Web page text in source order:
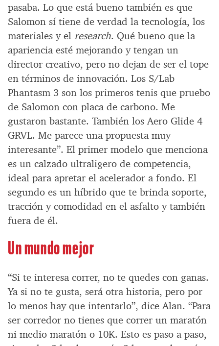
pasaba. Lo que está bueno también es que
Salomon sí tiene de verdad la tecnología, los
materiales y el research. Qué bueno que la
apariencia esté mejorando y tengan un
director creativo, pero no dejan de ser el tope
en términos de innovación. Los S/Lab
Phantasm 3 son los primeros tenis que pruebo
de Salomon con placa de carbono. Me
gustaron bastante. También los Aero Glide 4
GRVL. Me parece una propuesta muy
interesante”. El primer modelo que menciona
es un calzado ultraligero de competencia,
ideal para apretar el acelerador a fondo. El
segundo es un híbrido que te brinda soporte,
tracción y comodidad en el asfalto y también
fuera de él.
Un mundo mejor
“Si te interesa correr, no te quedes con ganas.
Ya si no te gusta, será otra historia, pero por
lo menos hay que intentarlo”, dice Alan. “Para
ser corredor no tienes que correr un maratón
ni medio maratón o 10K. Esto es paso a paso,